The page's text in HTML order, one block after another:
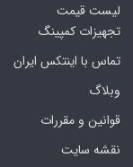
لیست قیمت
تجهیزات کمپینگ
تماس با اینتکس ایران
وبلاگ
قوانین و مقررات
نقشه سایت